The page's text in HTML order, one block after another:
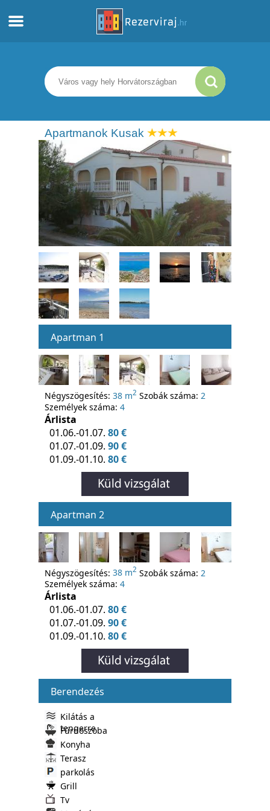
Apartmanok
Turista információ
Strandok
webcams
Ismerkedjen meg Horvátországgal
múzeumok
Apartmanok Kusak
Apartman 1
Négyszögesítés: 38 m2 Szobák száma: 2
Személyek száma: 4
Árlista
01.06.-01.07. 80 €
01.07.-01.09. 90 €
01.09.-01.10. 80 €
Apartman 2
Négyszögesítés: 38 m2 Szobák száma: 2
Személyek száma: 4
Árlista
01.06.-01.07. 80 €
01.07.-01.09. 90 €
01.09.-01.10. 80 €
Berendezés
Kilátás a
tengerre
Fürdoszoba
Konyha
Terasz
parkolás
Grill
Tv